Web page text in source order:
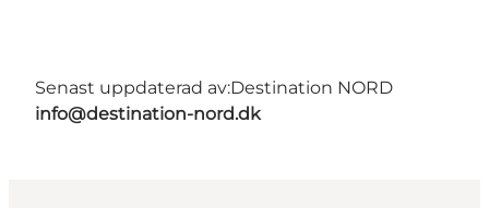
Senast uppdaterad av:Destination NORD
info@destination-nord.dk